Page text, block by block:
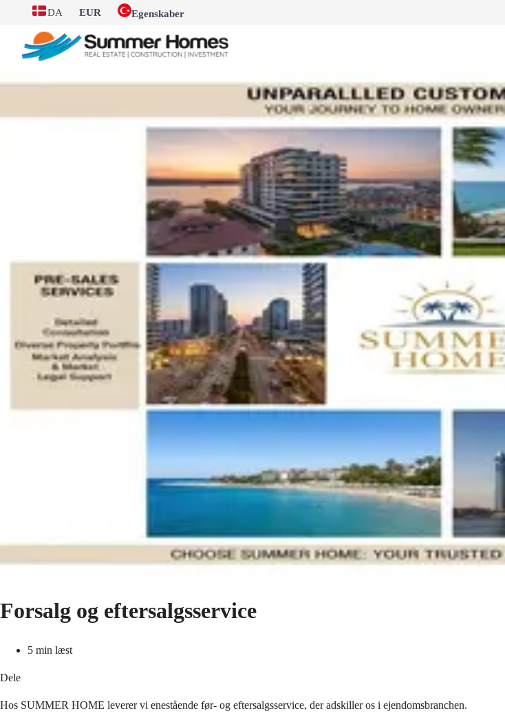
DA EUR Egenskaber
Forsalg og eftersalgsservice
5 min læst
Dele
Hos SUMMER HOME leverer vi enestående før- og eftersalgsservice, der adskiller os i ejendomsbranchen.